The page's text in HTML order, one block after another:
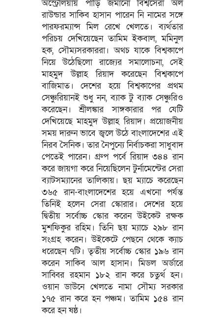
অস্ট্রেলিয়ায় পাড়ি জমানো বিশ্বসেরা অল
রাউন্ডার সাকিব হাসান পারেন নি নামের সঙ্গে
পারফরম্যান্স মিল রেখে খেলতে। ব্যর্থতার
পরিচয় দেখিয়েছেন তামিম ইকবাল, মমিনুল
হক, সৌম্যসরকাররা। অথচ যাকে বিশ্বকাপে
নিয়ে উঠেছিলো রাজ্যের সমালোচনা, সেই
মাহমুদ উল্লাহ রিয়াদ করেছেন বিশ্বকাপে
বাজিমাত। দেশের হয়ে বিশ্বকাপের প্রথম
সেঞ্চুরিয়ানই শুধু নন, ব্যাক টু ব্যাক সেঞ্চুরিও
করেছেন। শ্রীলঙ্কার সাঙ্গকারার পর যেটি
দেখিয়েছে মাহমুদ উল্লাহ রিয়াদ। প্রয়োজনীয়
সময় দারুন ভাবে জ্বলে উঠে বাংলাদেশের এই
নিরব সৈনিক। তার নৈপুন্যে নির্বাচকরা সাধুবাদ
পেতেই পারেন। গ্রুপ পর্বে রিয়াদ ৩৪৪ রান
করে জায়গা করে নিয়েছিলেন টুর্নামেন্টের সেরা
ব্যাটসম্যানের তালিকায়। ছয় ম্যাচে করেছেন
৩৬৫ রান-বাংলাদেশের হয়ে এখনো পর্যন্ত
তিনিই হলেন সেরা স্কোরার। দেশের হয়ে
দ্বিতীয় সর্বোচ্চ স্কোর করেন উইকেট রক্ষক
মুশফিকুর রহিম। তিনি ছয় ম্যাচে ২৯৮ রান
সংগ্রহ করেন। উইকেটে পেছনে থেকে ক্যাচ
ধরেছেন ৭টি। তৃতীয় সর্বোচ্চ স্কোর ১৯৬ রান
করেন সাকিব আল হাসান। মিডল অর্ডারে
সাব্বির রহমান ১৮২ রান করে চতুর্থ হন।
ওয়ান ডাউনে খেলতে নামা সৌম্য সরকার
১৭৫ রান করে হন পঞ্চম। তামিম ১৫৪ রান
করে হন ষষ্ঠ।